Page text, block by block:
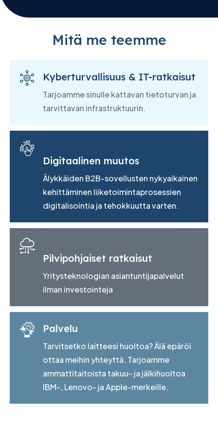
Mitä me teemme
Kyberturvallisuus & IT-ratkaisut
Tarjoamme sinulle kattavan tietoturvan ja
tarvittavan infrastruktuurin.
Digitaalinen muutos
Älykkäiden B2B-sovellusten nykyaikainen
kehittäminen liiketoimintaprosessien
digitalisointia ja tehokkuutta varten.
Pilvipohjaiset ratkaisut
Yritysteknologian asiantuntijapalvelut
ilman investointeja
Palvelu
Tarvitsetko laitteesi huoltoa? Älä epäröi
ottaa meihin yhteyttä. Tarjoamme
ammattitaitoista takuu- ja jälkihuoltoa
IBM-, Lenovo- ja Apple-merkeille.